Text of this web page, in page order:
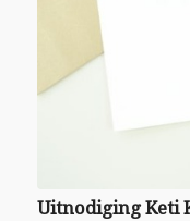
Uitnodiging Keti